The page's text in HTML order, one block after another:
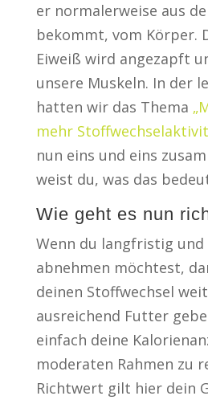
er normalerweise aus
bekommt, vom Körper.
Eiweiß wird angezapft
unsere Muskeln. In der
hatten wir das Thema
mehr
nun eins und eins
weist du, was das
Wie geht es nun
Wenn du langfristig und
abnehmen möchtest,
deinen Stoffwechsel
ausreichend Futter
einfach deine
moderaten Rahmen zu
Richtwert gilt hier dein